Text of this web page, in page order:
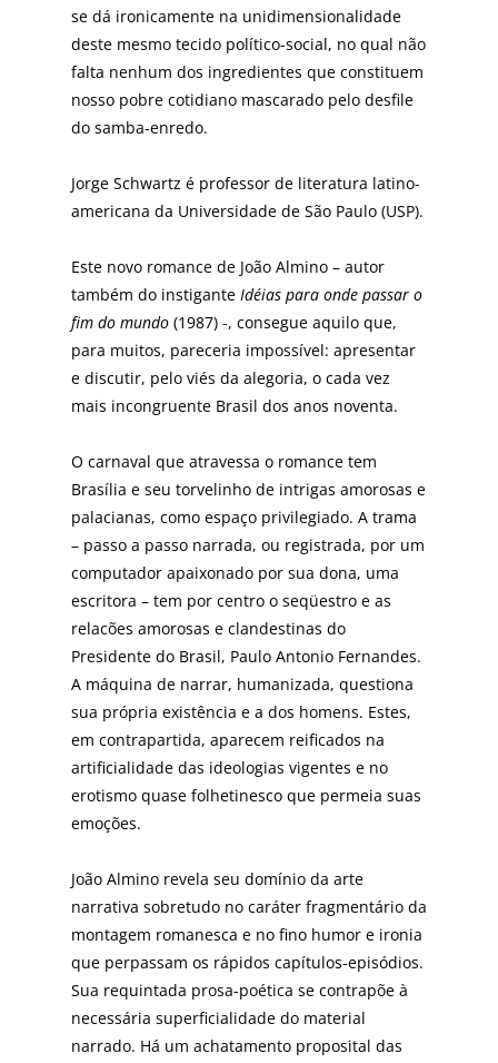
se dá ironicamente na unidimensionalidade
deste mesmo tecido político-social, no qual não
falta nenhum dos ingredientes que constituem
nosso pobre cotidiano mascarado pelo desfile
do samba-enredo.
Jorge Schwartz é professor de literatura latino-
americana da Universidade de São Paulo (USP).
Este novo romance de João Almino – autor
também do instigante Idéias para onde passar o
fim do mundo (1987) -, consegue aquilo que,
para muitos, pareceria impossível: apresentar
e discutir, pelo viés da alegoria, o cada vez
mais incongruente Brasil dos anos noventa.
O carnaval que atravessa o romance tem
Brasília e seu torvelinho de intrigas amorosas e
palacianas, como espaço privilegiado. A trama
– passo a passo narrada, ou registrada, por um
computador apaixonado por sua dona, uma
escritora – tem por centro o seqüestro e as
relacões amorosas e clandestinas do
Presidente do Brasil, Paulo Antonio Fernandes.
A máquina de narrar, humanizada, questiona
sua própria existência e a dos homens. Estes,
em contrapartida, aparecem reificados na
artificialidade das ideologias vigentes e no
erotismo quase folhetinesco que permeia suas
emoções.
João Almino revela seu domínio da arte
narrativa sobretudo no caráter fragmentário da
montagem romanesca e no fino humor e ironia
que perpassam os rápidos capítulos-episódios.
Sua requintada prosa-poética se contrapõe à
necessária superficialidade do material
narrado. Há um achatamento proposital das